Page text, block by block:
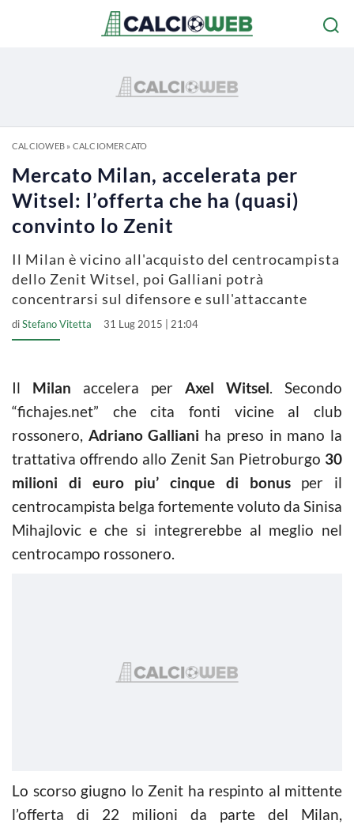
CALCIOWEB» CALCIOMERCATO
Mercato Milan, accelerata per
Witsel: l’offerta che ha (quasi)
convinto lo Zenit
Il Milan è vicino all'acquisto del centrocampista
dello Zenit Witsel, poi Galliani potrà
concentrarsi sul difensore e sull'attaccante
diStefano Vitetta 31 Lug 2015 | 21:04
Il Milan accelera per Axel Witsel. Secondo
“fichajes.net” che cita fonti vicine al club
rossonero, Adriano Galliani ha preso in mano la
trattativa offrendo allo Zenit San Pietroburgo 30
milioni di euro piu’ cinque di bonusper il
centrocampista belga fortemente voluto da Sinisa
Mihajlovic e che si integrerebbe al meglio nel
centrocampo rossonero.
Lo scorso giugno lo Zenit ha respinto al mittente
l’offerta di 22 milioni da parte del Milan,